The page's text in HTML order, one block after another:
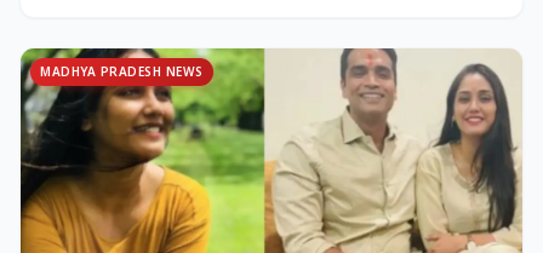
MADHYA PRADESH NEWS